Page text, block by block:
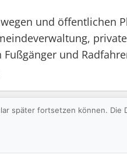
und öffentlichen
und
später fortsetzen können. Die